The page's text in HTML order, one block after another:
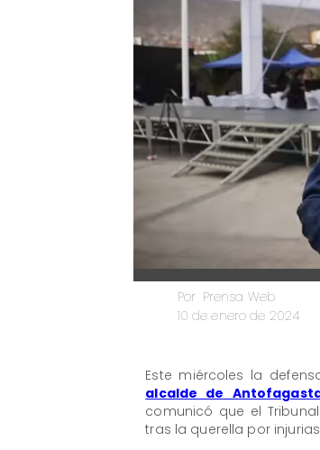
Prensa Web
Por
10 de enero de 2024
Este miércoles la
alcalde de
comunicó que el
tras la querella por